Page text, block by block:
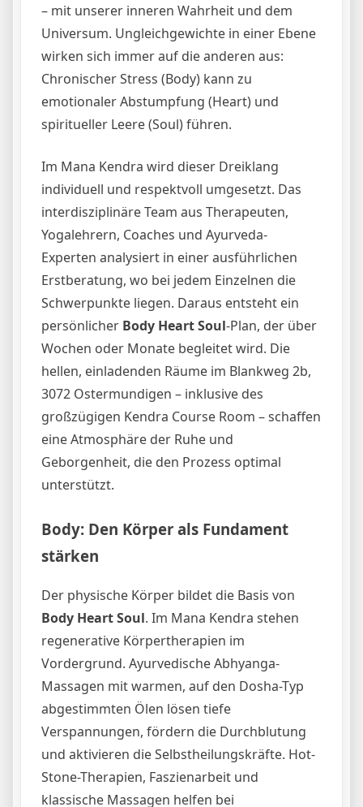
– mit unserer inneren Wahrheit und dem
Universum. Ungleichgewichte in einer Ebene
wirken sich immer auf die anderen aus:
Chronischer Stress (Body) kann zu
emotionaler Abstumpfung (Heart) und
spiritueller Leere (Soul) führen.
Im Mana Kendra wird dieser Dreiklang
individuell und respektvoll umgesetzt. Das
interdisziplinäre Team aus Therapeuten,
Yogalehrern, Coaches und Ayurveda-
Experten analysiert in einer ausführlichen
Erstberatung, wo bei jedem Einzelnen die
Schwerpunkte liegen. Daraus entsteht ein
persönlicher Body Heart Soul-Plan, der über
Wochen oder Monate begleitet wird. Die
hellen, einladenden Räume im Blankweg 2b,
3072 Ostermundigen – inklusive des
großzügigen Kendra Course Room – schaffen
eine Atmosphäre der Ruhe und
Geborgenheit, die den Prozess optimal
unterstützt.
Body: Den Körper als Fundament
stärken
Der physische Körper bildet die Basis von
Body Heart Soul. Im Mana Kendra stehen
regenerative Körpertherapien im
Vordergrund. Ayurvedische Abhyanga-
Massagen mit warmen, auf den Dosha-Typ
abgestimmten Ölen lösen tiefe
Verspannungen, fördern die Durchblutung
und aktivieren die Selbstheilungskräfte. Hot-
Stone-Therapien, Faszienarbeit und
klassische Massagen helfen bei